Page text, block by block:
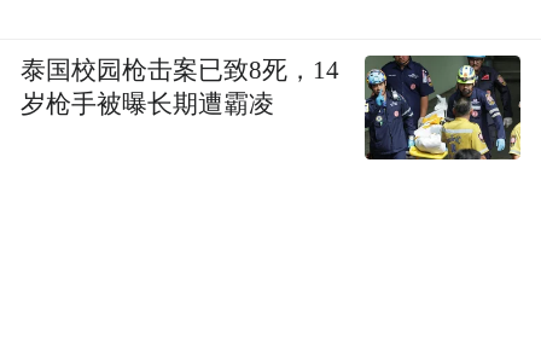
泰国校园枪击案已致8死，14
岁枪手被曝长期遭霸凌